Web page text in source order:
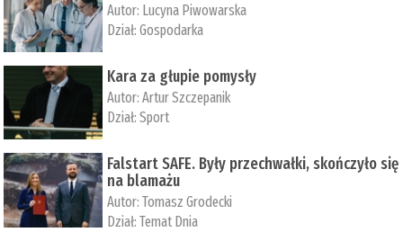
Autor: Lucyna Piwowarska
Dział:Gospodarka
Kara za głupie pomysły
Autor:Artur Szczepanik
Dział:Sport
Falstart SAFE. Były przechwałki, skończyło się
na blamażu
Autor:Tomasz Grodecki
Dział:Temat Dnia